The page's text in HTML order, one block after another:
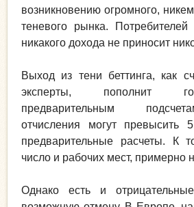
возникновению огромного,
теневого рынка.
никакого дохода не приносит
Выход из тени беттинга, как
эксперты, пополнит
предварительным
отчисления могут
предварительные расчеты. К
число и рабочих мест, примерно
Однако есть и